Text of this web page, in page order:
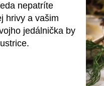
nepatríte
hrivy a vašim
jedálnička by